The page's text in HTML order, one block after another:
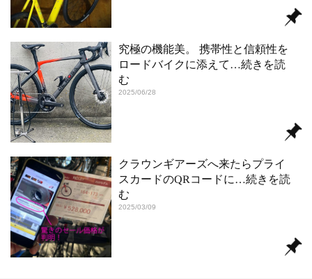
究極の機能美。 携帯性と信頼性を
ロードバイクに添えて …続きを読
む
2025/06/28
クラウンギアーズへ来たらプライ
スカードのQRコードに …続きを読
む
2025/03/09